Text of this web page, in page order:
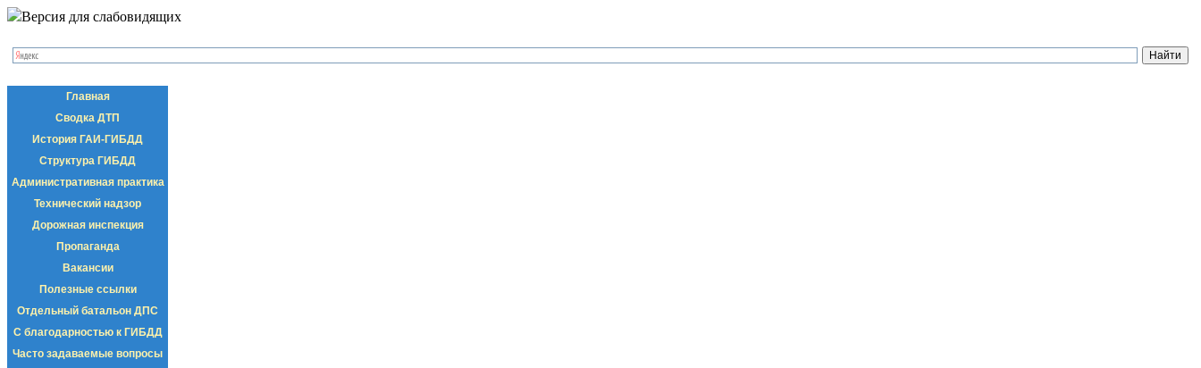
Версия для слабовидящих
Главная
Сводка ДТП
История ГАИ-ГИБДД
Структура ГИБДД
Административная практика
Технический надзор
Дорожная инспекция
Пропаганда
Вакансии
Полезные ссылки
Отдельный батальон ДПС
С благодарностью к ГИБДД
Часто задаваемые вопросы